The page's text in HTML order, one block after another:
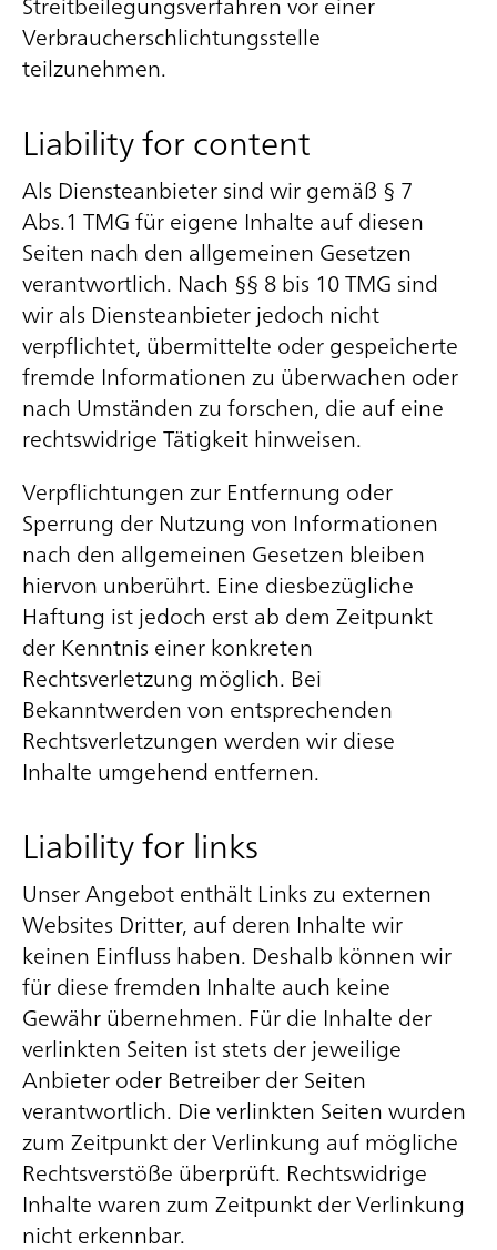
Verbraucherschlichtungsstelle
teilzunehmen.
Liability for content
Als Diensteanbieter sind wir gemäß § 7
Abs.1 TMG für eigene Inhalte auf diesen
Seiten nach den allgemeinen Gesetzen
verantwortlich. Nach §§ 8 bis 10 TMG sind
wir als Diensteanbieter jedoch nicht
verpflichtet, übermittelte oder gespeicherte
fremde Informationen zu überwachen oder
nach Umständen zu forschen, die auf eine
rechtswidrige Tätigkeit hinweisen.
Verpflichtungen zur Entfernung oder
Sperrung der Nutzung von Informationen
nach den allgemeinen Gesetzen bleiben
hiervon unberührt. Eine diesbezügliche
Haftung ist jedoch erst ab dem Zeitpunkt
der Kenntnis einer konkreten
Rechtsverletzung möglich. Bei
Bekanntwerden von entsprechenden
Rechtsverletzungen werden wir diese
Inhalte umgehend entfernen.
Liability for links
Unser Angebot enthält Links zu externen
Websites Dritter, auf deren Inhalte wir
keinen Einfluss haben. Deshalb können wir
für diese fremden Inhalte auch keine
Gewähr übernehmen. Für die Inhalte der
verlinkten Seiten ist stets der jeweilige
Anbieter oder Betreiber der Seiten
verantwortlich. Die verlinkten Seiten wurden
zum Zeitpunkt der Verlinkung auf mögliche
Rechtsverstöße überprüft. Rechtswidrige
Inhalte waren zum Zeitpunkt der Verlinkung
nicht erkennbar.